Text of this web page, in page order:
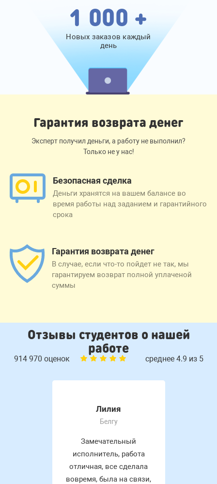
1 000 +
Новых заказов каждый
день
Гарантия возврата денег
Эксперт получил деньги, а работу не выполнил?
Только не у нас!
Безопасная сделка
Деньги хранятся на вашем балансе во
время работы над заданием и гарантийного
срока
Гарантия возврата денег
В случае, если что-то пойдет не так, мы
гарантируем возврат полной уплаченой
суммы
Отзывы студентов о нашей
работе
914 970 оценок среднее 4.9 из 5
Лилия
Белгу
Замечательный
исполнитель, работа
отличная, все сделала
вовремя, была на связи,